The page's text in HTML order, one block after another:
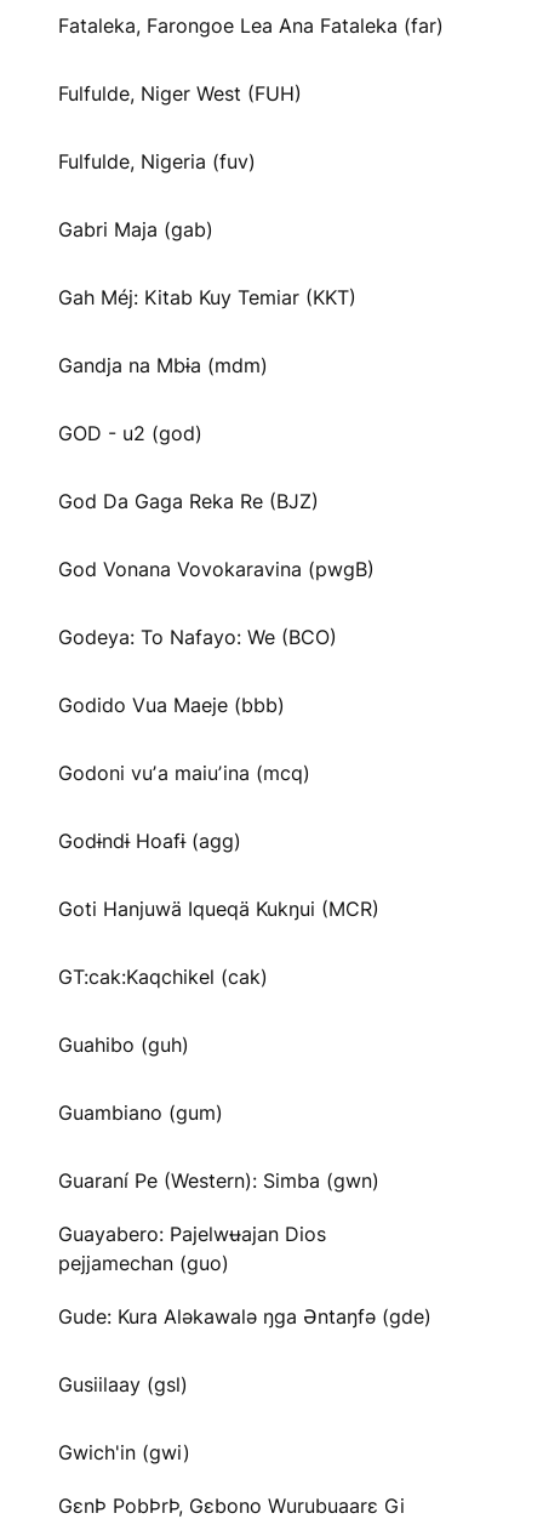
Fataleka, Farongoe Lea Ana Fataleka (far)
Fulfulde, Niger West (FUH)
Fulfulde, Nigeria (fuv)
Gabri Maja (gab)
Gah Méj: Kitab Kuy Temiar (KKT)
Gandja na Mbɨa (mdm)
GOD - u2 (god)
God Da Gaga Reka Re (BJZ)
God Vonana Vovokaravina (pwgB)
Godeya: To Nafayo: We (BCO)
Godido Vua Maeje (bbb)
Godoni vuʼa maiuʼina (mcq)
Godɨndɨ Hoafɨ (agg)
Goti Hanjuwä Iqueqä Kukŋui (MCR)
GT:cak:Kaqchikel (cak)
Guahibo (guh)
Guambiano (gum)
Guaraní Pe (Western): Simba (gwn)
Guayabero: Pajelwʉajan Dios
pejjamechan (guo)
Gude: Kura Aləkawalə ŋga Əntaŋfə (gde)
Gusiilaay (gsl)
Gwich'in (gwi)
GɛnÞ PobÞrÞ, Gɛbono Wurubuaarɛ Gi